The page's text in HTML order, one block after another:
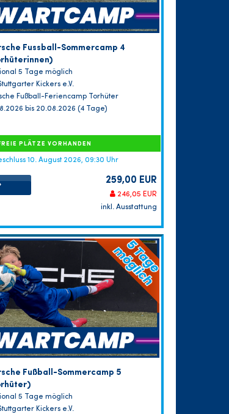
Fussball-Sommercamp 4
5 Tage möglich
Kickers e.V.
Fußball-Feriencamp Torhüter
bis 20.08.2026 (4 Tage)
PLÄTZE VORHANDEN
10. August 2026, 09:30 Uhr
259,00 EUR
246,05 EUR
inkl. Ausstattung
Fußball-Sommercamp 5
5 Tage möglich
Kickers e.V.